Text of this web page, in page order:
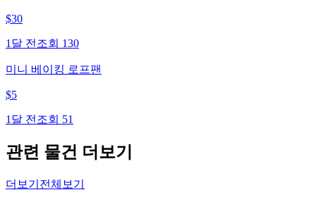
$30
1달 전 조회 130
미니 베이킹 로프팬
$5
1달 전 조회 51
관련 물건 더보기
더보기 전체보기